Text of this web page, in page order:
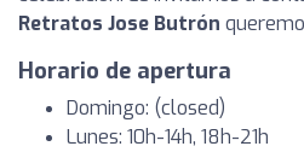
Retratos Jose Butrón
Horario de apertura
Domingo: (closed)
Lunes: 10h-14h, 18h-21h